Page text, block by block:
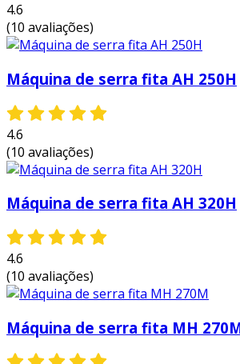
tanos: para estruturas de
requerem alta precisão e
fabricação de componentes
metálicos com facilidade e
essas aplicações demonstram como a
pode ser um recurso valioso em
cadeias produtivas.
manutenção da serra fita ah
manter a máquina em bom estado é
fundamental para garantir sua
performance. algumas dicas para a
manutenção incluem:
lubrificação regular: as partes
devem ser lubrificadas
4.6
(10 avaliações)
Máquina de serra fita AH 250H
4.6
(10 avaliações)
Máquina de serra fita AH 320H
4.6
(10 avaliações)
Máquina de serra fita MH